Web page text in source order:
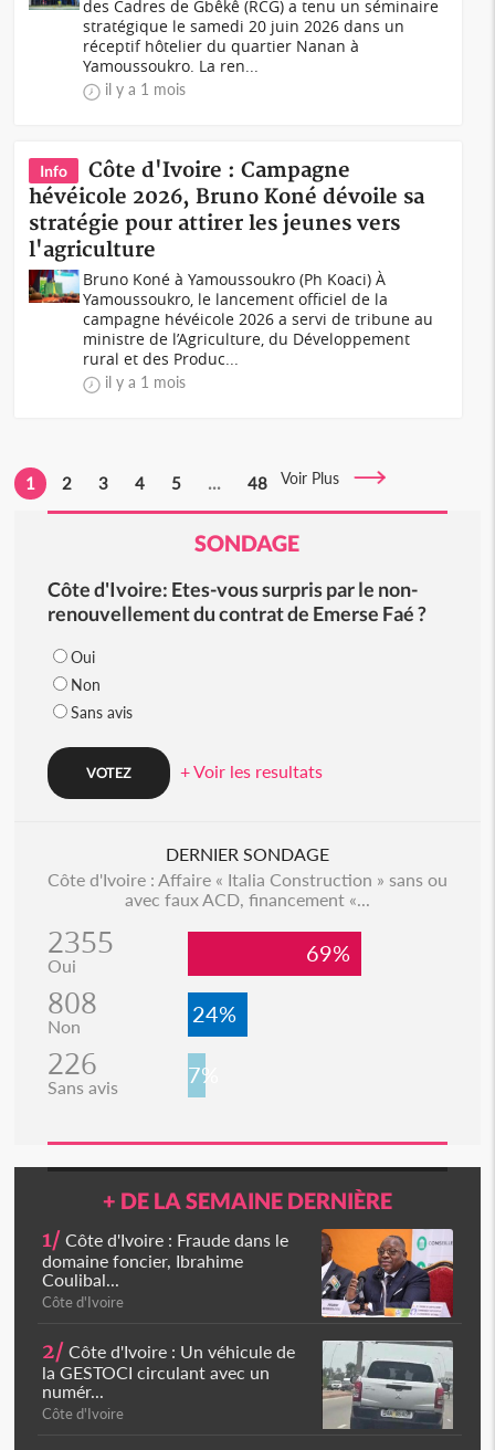
des Cadres de Gbêkê (RCG) a tenu un séminaire
stratégique le samedi 20 juin 2026 dans un
réceptif hôtelier du quartier Nanan à
Yamoussoukro. La ren...
il y a 1 mois
Info
Côte d'Ivoire : Campagne
hévéicole 2026, Bruno Koné dévoile sa
stratégie pour attirer les jeunes vers
l'agriculture
Bruno Koné à Yamoussoukro (Ph Koaci) À
Yamoussoukro, le lancement officiel de la
campagne hévéicole 2026 a servi de tribune au
ministre de l’Agriculture, du Développement
rural et des Produc...
il y a 1 mois
1 2 3 4 5 ... 48 Voir Plus
SONDAGE
Côte d'Ivoire: Etes-vous surpris par le non-
renouvellement du contrat de Emerse Faé ?
Oui
Non
Sans avis
+ Voir les resultats
DERNIER SONDAGE
Côte d'Ivoire : Affaire « Italia Construction » sans ou
avec faux ACD, financement «...
2355
Oui 69%
808
Non 24%
226
Sans avis 7%
+ DE LA SEMAINE DERNIÈRE
1/ Côte d'Ivoire : Fraude dans le
domaine foncier, Ibrahime
Coulibal...
Côte d'Ivoire
2/ Côte d'Ivoire : Un véhicule de
la GESTOCI circulant avec un
numér...
Côte d'Ivoire